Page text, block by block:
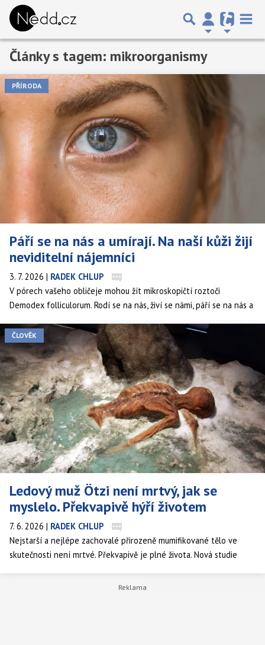
Články s tagem: mikroorganismy
PŘÍRODA
Páří se na nás a umírají. Na naší kůži žijí
neviditelní nájemníci
3. 7. 2026 | RADEK CHLUP
V pórech vašeho obličeje mohou žít mikroskopičtí roztoči
Demodex folliculorum. Rodí se na nás, živí se námi, páří se na nás a
ČLOVĚK
Ledový muž Ötzi není mrtvý, jak se
myslelo. Překvapivě hýří životem
7. 6. 2026 | RADEK CHLUP
Nejstarší a nejlépe zachovalé přirozeně mumifikované tělo ve
skutečnosti není mrtvé. Překvapivě je plné života. Nová studie
přes pět tisíc let. Vědci dokonce některé kvasinky použili na